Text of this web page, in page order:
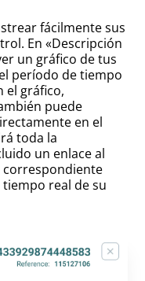
fácilmente sus
En «Descripción
un gráfico de tus
período de tiempo
el gráfico,
puede
en el
toda la
un enlace al
correspondiente
real de su